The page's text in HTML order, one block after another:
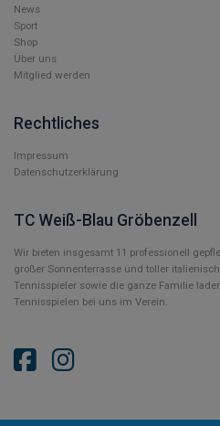
News
Sport
Shop
Über uns
Mitglied werden
Rechtliches
Impressum
Datenschutzerklärung
TC Weiß-Blau Gröbenzell
Wir bieten insgesamt 11 professionell
großer Sonnenterrasse und toller
Tennisspieler sowie die ganze Familie
Tennisspielen bei uns im Verein.